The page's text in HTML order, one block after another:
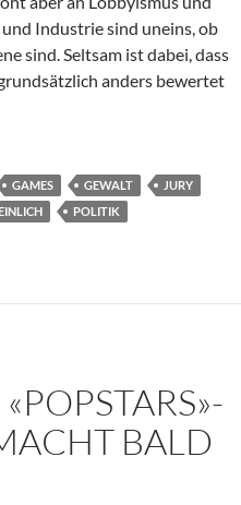
Industrie sind uneins, ob
sind. Seltsam ist dabei, dass
anders bewertet
Peinliche Posse um
GAMES GEWALT
JURY
POLITIK
BALD